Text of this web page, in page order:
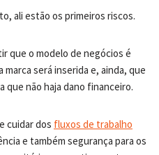
ali estão os primeiros riscos.
que o modelo de negócios é
será inserida e, ainda, que
que não haja dano financeiro.
cuidar dos fluxos de trabalho
e também segurança para os